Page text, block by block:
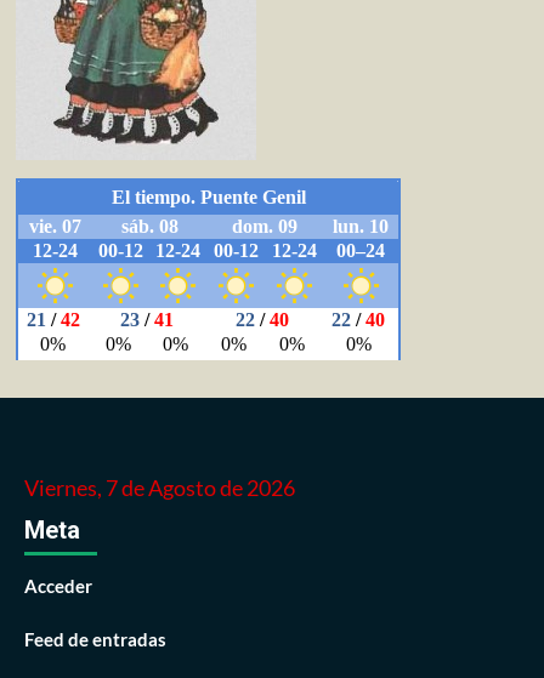
Viernes, 7 de Agosto de 2026
Meta
Acceder
Feed de entradas